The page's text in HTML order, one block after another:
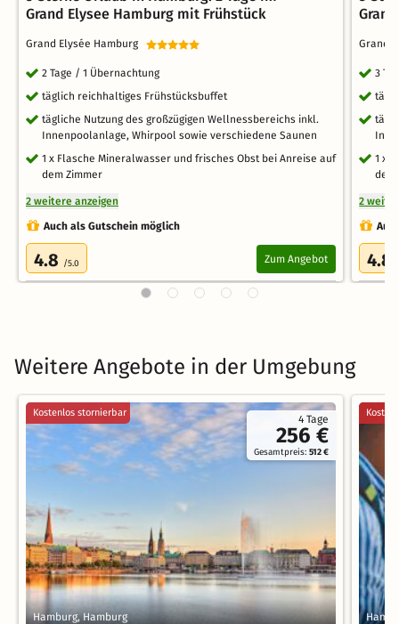
Grand Elysee Hamburg mit Frühstück
Grand Elysée Hamburg
2 Tage / 1 Übernachtung
täglich reichhaltiges Frühstücksbuffet
tägliche Nutzung des großzügigen Wellnessbereichs inkl.
Innenpoolanlage, Whirpool sowie verschiedene Saunen
1 x Flasche Mineralwasser und frisches Obst bei Anreise auf
dem Zimmer
2 weitere anzeigen
Auch als Gutschein möglich
4.8 /5.0 Zum Angebot
Grand
3
1 x
dem
2
4.8
Weitere Angebote in der Umgebung
4 Tage
256 €
Gesamtpreis:512 €
Kostenlos stornierbar
Hamburg, Hamburg